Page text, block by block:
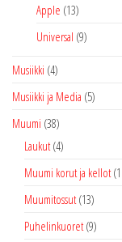
Apple (13)
Universal (9)
Musiikki (4)
Musiikki ja Media (5)
Muumi (38)
Laukut (4)
Muumi korut ja kellot
Muumitossut (13)
Puhelinkuoret (9)